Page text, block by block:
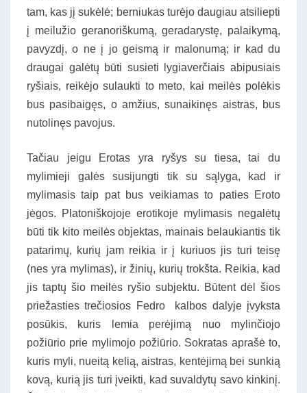
tam, kas jį sukėlė; berniukas turėjo daugiau atsiliepti
į meilužio geranoriškumą, geradarystę, palaikymą,
pavyzdį, o ne į jo geismą ir malonumą; ir kad du
draugai galėtų būti susieti lygiaverčiais abipusiais
ryšiais, reikėjo sulaukti to meto, kai meilės polėkis
bus pasibaigęs, o amžius, sunaikinęs aistras, bus
nutolinęs pavojus.
Tačiau jeigu Erotas yra ryšys su tiesa, tai du
mylimieji galės susijungti tik su sąlyga, kad ir
mylimasis taip pat bus veikiamas to paties Eroto
jėgos. Platoniškojoje erotikoje mylimasis negalėtų
būti tik kito meilės objektas, mainais belaukiantis tik
patarimų, kurių jam reikia ir į kuriuos jis turi teisę
(nes yra mylimas), ir žinių, kurių trokšta. Reikia, kad
jis taptų šio meilės ryšio subjektu. Būtent dėl šios
priežasties trečiosios Fedro kalbos dalyje įvyksta
posūkis, kuris lemia perėjimą nuo mylinčiojo
požiūrio prie mylimojo požiūrio. Sokratas aprašė to,
kuris myli, nueitą kelią, aistras, kentėjimą bei sunkią
kovą, kurią jis turi įveikti, kad suvaldytų savo kinkinį.